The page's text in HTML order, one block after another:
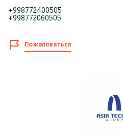
+998772400505
+998772060505
Пожаловаться